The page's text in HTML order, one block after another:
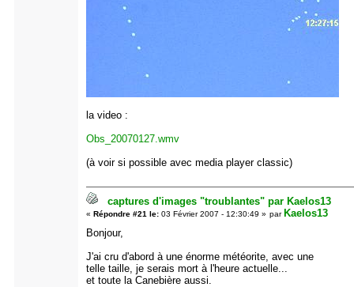
la video :
Obs_20070127.wmv
(à voir si possible avec media player classic)
captures d'images "troublantes" par Kaelos13
« Répondre #21 le:03 Février 2007 - 12:30:49 » par Kaelos13
Bonjour,
J'ai cru d'abord à une énorme météorite, avec une
telle taille, je serais mort à l'heure actuelle...
et toute la Canebière aussi.